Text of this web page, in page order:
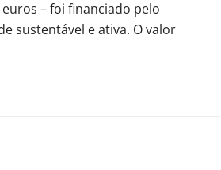
– foi financiado pelo
sustentável e ativa. O valor